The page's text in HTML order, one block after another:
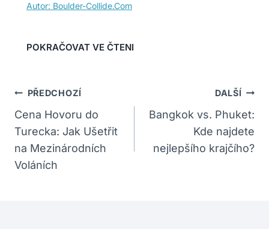
Navigace
Pro
Příspěvek
PŘEDCHOZÍ
Cena Hovoru do
Turecka: Jak Ušetřit
na Mezinárodních
Voláních
DALŠÍ
Bangkok vs. Phuket:
Kde najdete
nejlepšího krajčího?